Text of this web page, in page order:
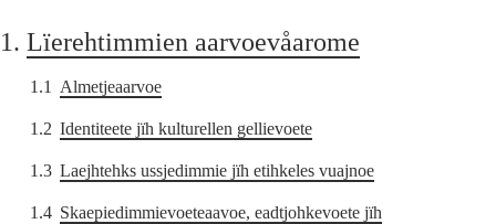
1. Lïerehtimmien aarvoevåarome
1.1 Almetjeaarvoe
1.2 Identiteete jïh kulturellen gellievoete
1.3 Laejhtehks ussjedimmie jïh etihkeles vuajnoe
1.4 Skaepiedimmievoeteaavoe, eadtjohkevoete jïh